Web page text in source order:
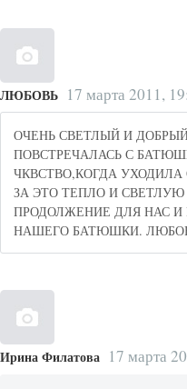
ЛЮБОВЬ 17 марта 2011,
ОЧЕНЬ СВЕТЛЫЙ И
ПОВСТРЕЧАЛАСЬ С
ЧКВСТВО,КОГДА
ЗА ЭТО ТЕПЛО И
ПРОДОЛЖЕНИЕ ДЛЯ НАС
НАШЕГО БАТЮШКИ.
Ирина Филатова 17 марта